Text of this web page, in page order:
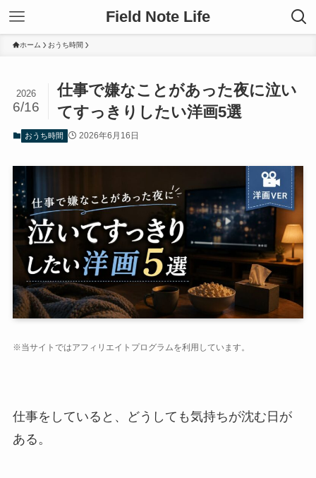
Field Note Life
ホーム おうち時間
仕事で嫌なことがあった夜に泣い
てすっきりしたい洋画5選
2026
6/16
おうち時間 2026年6月16日
※当サイトではアフィリエイトプログラムを利用しています。
仕事をしていると、どうしても気持ちが沈む日が
ある。